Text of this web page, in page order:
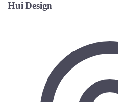
Hui Design